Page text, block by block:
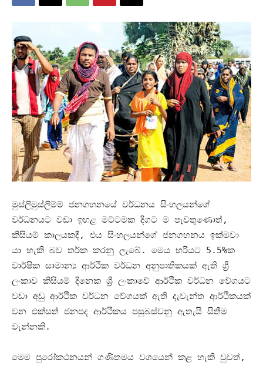
මුස්ලිමුස්ලිම්ම් ජනගහනයේ වර්ධනය සිංහලයන්ගේ
වර්ධනයට වඩා ඉහළ මට්ටමක දිගට ම පැවතුණොත් ,
කිසියම් කාලයකදී, එය සිංහලයන්ගේ ජනගහනය ඉක්මවා
යා හැකි බව තර්ක කරනු ලැබේ . මෙය හරියට 5.5%ක
වාර්ෂික සාමාන්‍ය ආර්ථික වර්ධන අනුපාතිකයක් ඇති ශ්‍රී
ලංකාව කිසියම් දිනෙක ශ්‍රී ලංකාවේ ආර්ථික වර්ධන වේගයට
වඩා අඩු ආර්ථික වර්ධන වේගයක් ඇති දැවැන්ත ආර්ථිකයක්
වන එක්සත් ජනපද ආර්ථිකය පසුබස්වනු ඇතැයි සිතීම
වැන්නකි.
මෙම පුරෝකථනයන් ගණිතමය වශයෙන් කළ හැකි වුවත් ,